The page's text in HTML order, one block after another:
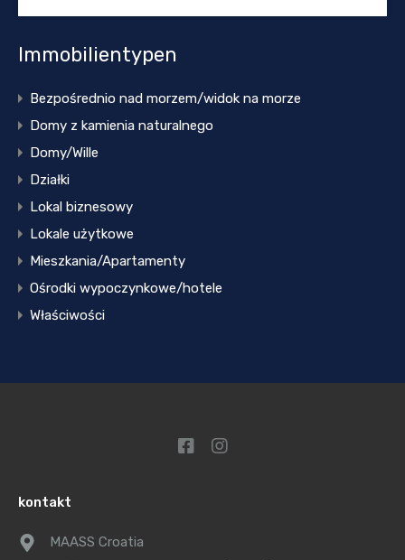
Immobilientypen
Bezpośrednio nad morzem/widok na morze
Domy z kamienia naturalnego
Domy/Wille
Działki
Lokal biznesowy
Lokale użytkowe
Mieszkania/Apartamenty
Ośrodki wypoczynkowe/hotele
Właściwości
kontakt
MAASS Croatia